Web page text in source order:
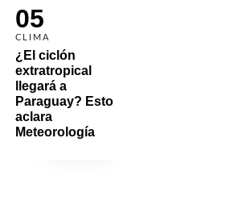
05
CLIMA
¿El ciclón
extratropical
llegará a
Paraguay? Esto
aclara
Meteorología